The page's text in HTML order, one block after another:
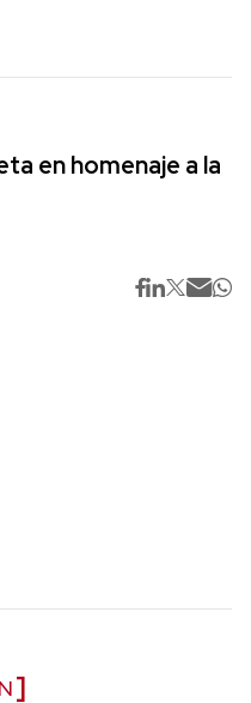
en homenaje a la